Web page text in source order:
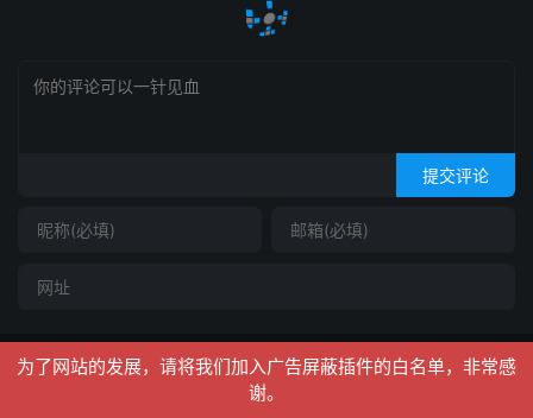
提交评论
为了网站的发展，请将我们加入广告屏蔽插件的白名单，非常感
谢。